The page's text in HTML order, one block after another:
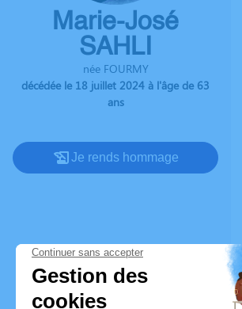
Marie-José
SAHLI
née FOURMY
décédée le 18 juillet 2024 à l'âge de 63
ans
Je rends hommage